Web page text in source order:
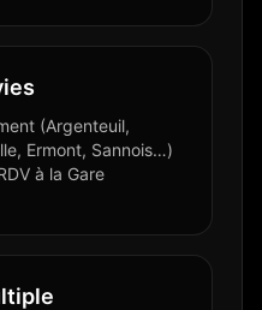
(Argenteuil,
Ermont, Sannois…)
à la Gare